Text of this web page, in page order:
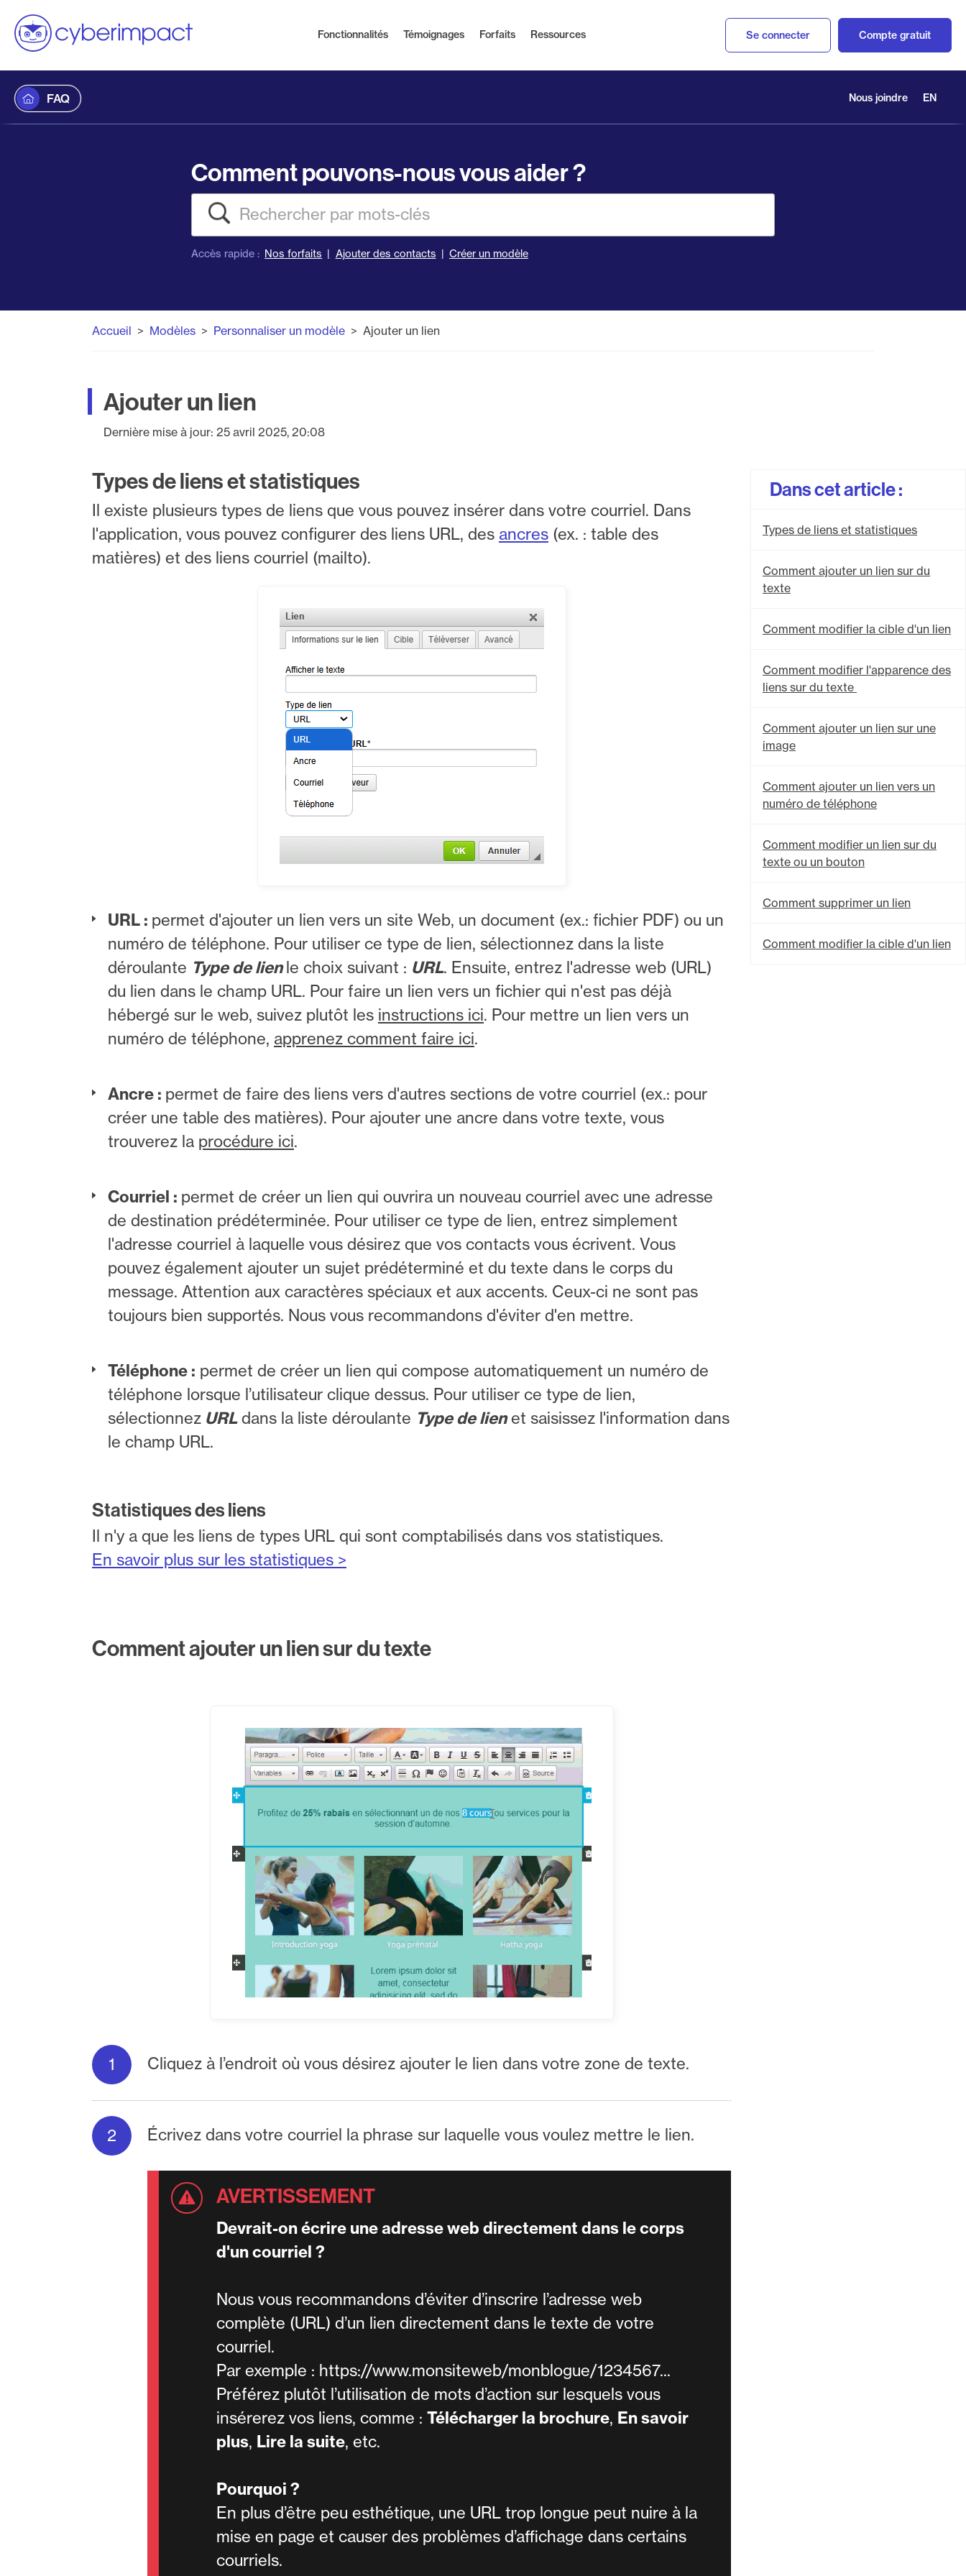
Fonctionnalités Témoignages Forfaits Ressources Se connecter Compte gratuit
FAQ Nous joindre EN
Comment pouvons-nous vous aider ?
Rechercher
Accès rapide : Nos forfaits Ajouter des contacts Créer un modèle
Accueil Modèles Personnaliser un modèle Ajouter un lien
Ajouter un lien
Dernière mise à jour: 25 avril 2025, 20:08
Dans cet article :
Types de liens et statistiques
Comment ajouter un lien sur du
texte
Comment modifier la cible d'un lien
Comment modifier l'apparence des
liens sur du texte
Comment ajouter un lien sur une
image
Comment ajouter un lien vers un
numéro de téléphone
Comment modifier un lien sur du
texte ou un bouton
Comment supprimer un lien
Comment modifier la cible d'un lien
Types de liens et statistiques
Il existe plusieurs types de liens que vous pouvez insérer dans votre courriel. Dans
l'application, vous pouvez configurer des liens URL, des ancres (ex. : table des
matières) et des liens courriel (mailto).
URL : permet d'ajouter un lien vers un site Web, un document (ex.: fichier PDF) ou un
numéro de téléphone. Pour utiliser ce type de lien, sélectionnez dans la liste
déroulante Type de lienle choix suivant : URL. Ensuite, entrez l'adresse web (URL)
du lien dans le champ URL. Pour faire un lien vers un fichier qui n'est pas déjà
hébergé sur le web, suivez plutôt les instructions ici. Pour mettre un lien vers un
numéro de téléphone, apprenez comment faire ici.
Ancre : permet de faire des liens vers d'autres sections de votre courriel (ex.: pour
créer une table des matières). Pour ajouter une ancre dans votre texte, vous
trouverez la procédure ici.
Courriel : permet de créer un lien qui ouvrira un nouveau courriel avec une adresse
de destination prédéterminée. Pour utiliser ce type de lien, entrez simplement
l'adresse courriel à laquelle vous désirez que vos contacts vous écrivent. Vous
pouvez également ajouter un sujet prédéterminé et du texte dans le corps du
message. Attention aux caractères spéciaux et aux accents. Ceux-ci ne sont pas
toujours bien supportés. Nous vous recommandons d'éviter d'en mettre.
Téléphone : permet de créer un lien qui compose automatiquement un numéro de
téléphone lorsque l’utilisateur clique dessus. Pour utiliser ce type de lien,
sélectionnez URLdans la liste déroulante Type de lienet saisissez l'information dans
le champ URL.
Statistiques des liens
Il n'y a que les liens de types URL qui sont comptabilisés dans vos statistiques.
En savoir plus sur les statistiques >
Comment ajouter un lien sur du texte
Cliquez à l’endroit où vous désirez ajouter le lien dans votre zone de texte.
Écrivez dans votre courriel la phrase sur laquelle vous voulez mettre le lien.
Devrait-on écrire une adresse web directement dans le corps
d'un courriel ?
Nous vous recommandons d’éviter d’inscrire l’adresse web
complète (URL) d’un lien directement dans le texte de votre
courriel.
Par exemple : https://www.monsiteweb/monblogue/1234567...
Préférez plutôt l’utilisation de mots d’action sur lesquels vous
insérerez vos liens, comme : Télécharger la brochure, En savoir
plus, Lire la suite, etc.
Pourquoi ?
En plus d’être peu esthétique, une URL trop longue peut nuire à la
mise en page et causer des problèmes d’affichage dans certains
courriels.